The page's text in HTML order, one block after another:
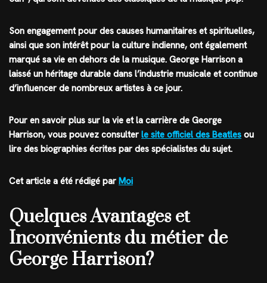
Son engagement pour des causes humanitaires et spirituelles,
ainsi que son intérêt pour la culture indienne, ont également
marqué sa vie en dehors de la musique. George Harrison a
laissé un héritage durable dans l’industrie musicale et continue
d’influencer de nombreux artistes à ce jour.
Pour en savoir plus sur la vie et la carrière de George
Harrison, vous pouvez consulter le site officiel des Beatles ou
lire des biographies écrites par des spécialistes du sujet.
Cet article a été rédigé par Moi
Quelques Avantages et
Inconvénients du métier de
George Harrison?